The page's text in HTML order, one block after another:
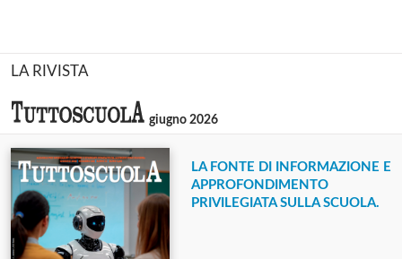
LA RIVISTA
giugno 2026
LA FONTE DI INFORMAZIONE E
APPROFONDIMENTO
PRIVILEGIATA SULLA SCUOLA.